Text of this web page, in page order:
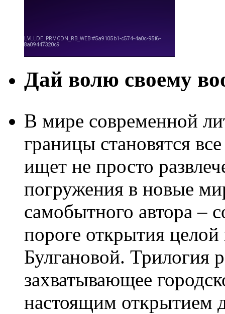
Дай волю своему
В мире современной
границы становятся
ищет не просто
погружения в новые
самобытного автора –
пороге открытия
Булгановой. Трилогия
захватывающее
настоящим открытием